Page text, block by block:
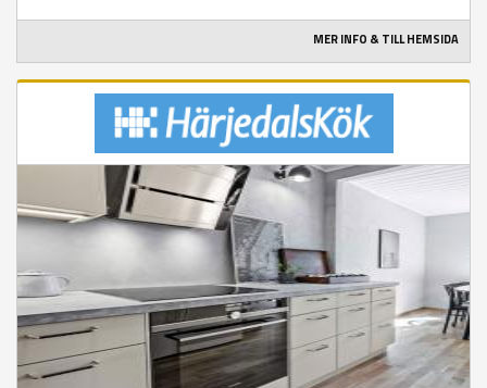
MER INFO & TILL HEMSIDA